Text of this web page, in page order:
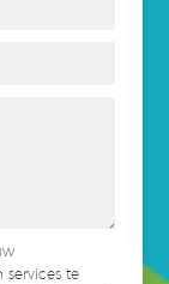
services te